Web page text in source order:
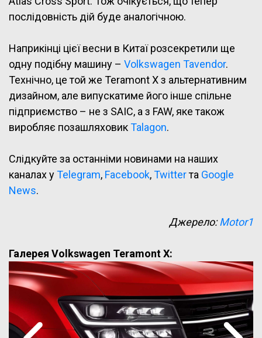
послідовність дій буде аналогічною.
Наприкінці цієї весни в Китаї розсекретили ще
одну подібну машину – Volkswagen Tavendor.
Технічно, це той же Teramont X з альтернативним
дизайном, але випускатиме його інше спільне
підприємство – не з SAIC, а з FAW, яке також
виробляє позашляховикTalagon.
Слідкуйте за останніми новинами на наших
каналах уTelegram, Facebook,Twitterта Google
News.
Джерело:Motor1
Галерея Volkswagen Teramont X: